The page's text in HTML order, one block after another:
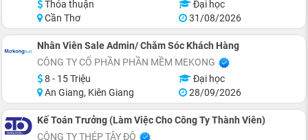
Thỏa thuận
Đại học
Cần Thơ
31/08/2026
Nhân Viên Sale Admin/ Chăm Sóc Khách Hàng
CÔNG TY CỔ PHẦN PHẦN MỀM MEKONG
8 - 15 Triệu
Đại học
An Giang, Kiên Giang
28/09/2026
Kế Toán Trưởng (Làm Việc Cho Công Ty Thành Viên)
CÔNG TY THÉP TÂY ĐÔ